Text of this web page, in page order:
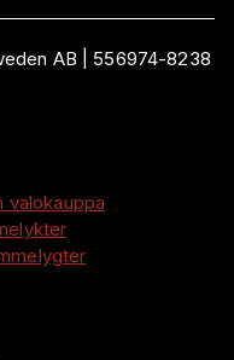
AB
556974-8238
valokauppa